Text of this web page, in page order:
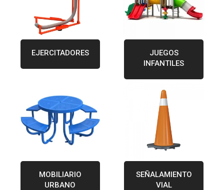
EJERCITADORES
JUEGOS
INFANTILES
MOBILIARIO
URBANO
SEÑALAMIENTO
VIAL